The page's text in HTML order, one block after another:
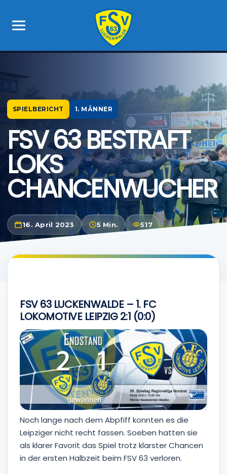
SPIELBERICHT 1. MÄNNER
FSV 63 BESTRAFT
LOKS
CHANCENWUCHER
16. April 2023 5 Min. 517
FSV 63 LUCKENWALDE – 1. FC
LOKOMOTIVE LEIPZIG 2:1 (0:0)
Noch lange nach dem Abpfiff konnten es die
Leipziger nicht recht fassen. Soeben hatten sie
als klarer Favorit das Spiel trotz klarster Chancen
in der ersten Halbzeit beim FSV 63 verloren.